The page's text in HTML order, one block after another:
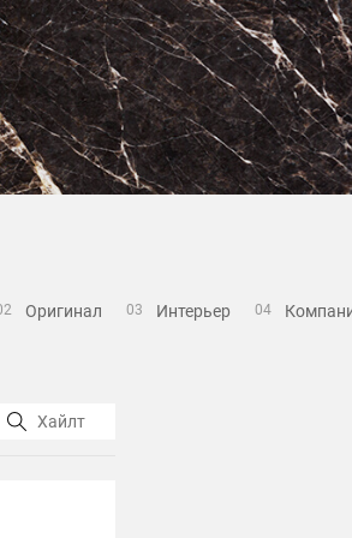
Оригинал Интерьер